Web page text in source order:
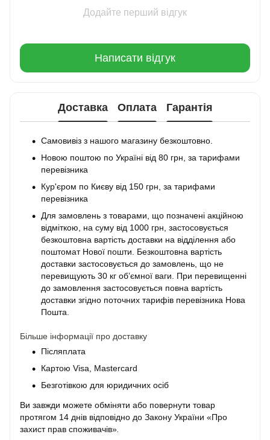
Додайте перший відгук
Написати відгук
Доставка Оплата Гарантія
Самовивіз з нашого магазину безкоштовно.
Новою поштою по Україні від 80 грн, за тарифами
перевізника
Кур'єром по Києву від 150 грн, за тарифами
перевізника
Для замовлень з товарами, що позначені акційною
відміткою, на суму від 1000 грн, застосовується
безкоштовна вартість доставки на відділення або
поштомат Нової пошти. Безкоштовна вартість
доставки застосовується до замовлень, що не
перевищують 30 кг об’ємної ваги. При перевищенні
до замовлення застосовується повна вартість
доставки згідно поточних тарифів перевізника Нова
Пошта.
Більше інформації про доставку
Післяплата
Картою Visa, Mastercard
Безготівкою для юридичних осіб
Ви завжди можете обміняти або повернути товар
протягом 14 днів відповідно до Закону України «Про
захист прав споживачів»